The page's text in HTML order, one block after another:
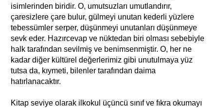
isimlerinden biridir. O, umutsuzları umutlandırır,
çaresizlere çare bulur, gülmeyi unutan kederli yüzlere
tebessümler serper, düşünmeyi unutanları düşünmeye
sevk eder. Hazırcevap ve nüktedan biri olması sebebiyle
halk tarafından sevilmiş ve benimsenmiştir. O, her ne
kadar diğer kültürel değerlerimiz gibi unutulmaya yüz
tutsa da, kıymeti, bilenler tarafından daima
hatırlanacaktır.
Kitap seviye olarak ilkokul üçüncü sınıf ve fıkra okumayı